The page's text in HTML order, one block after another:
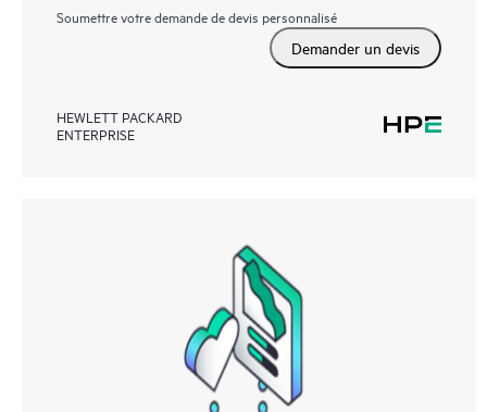
Soumettre votre demande de devis personnalisé
Demander un devis
HEWLETT PACKARD
ENTERPRISE